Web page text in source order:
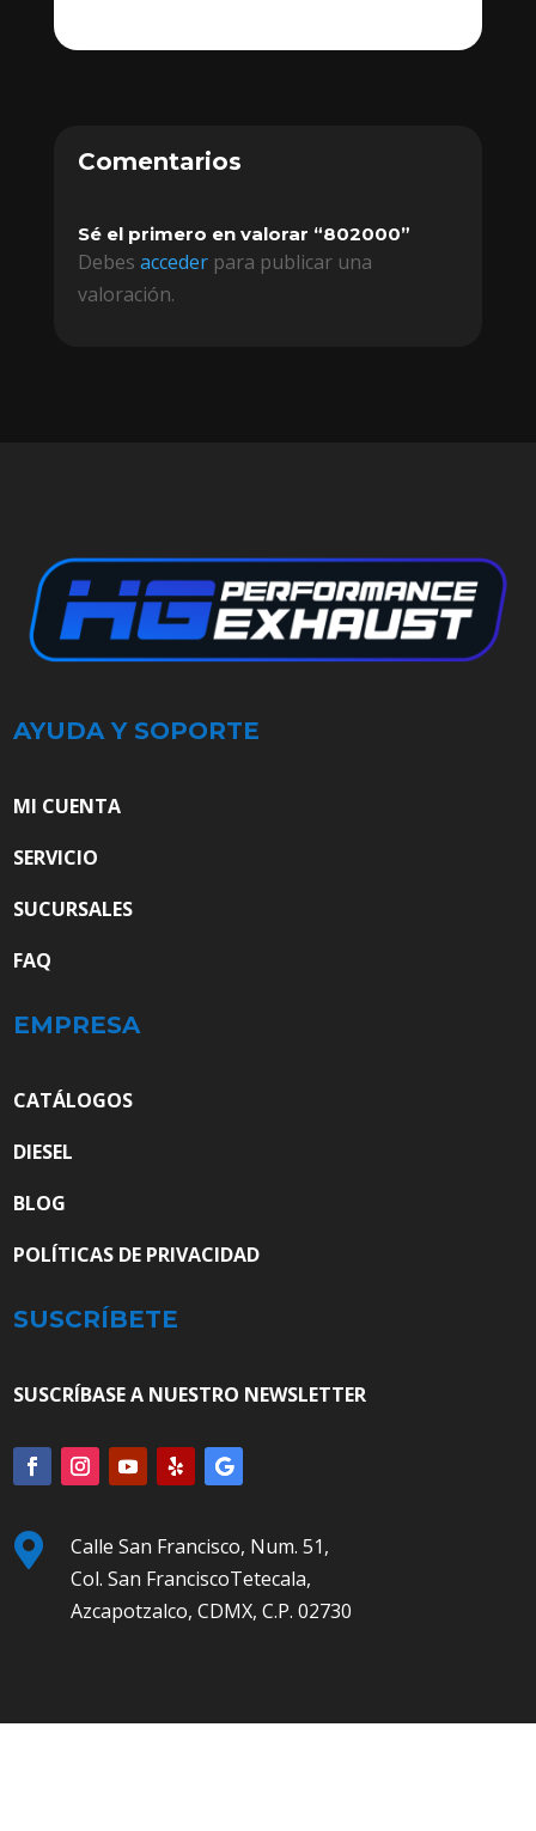
Comentarios
Sé el primero en valorar “802000”
Debes accederpara publicar una
valoración.
AYUDA Y SOPORTE
MI CUENTA
SERVICIO
SUCURSALES
FAQ
EMPRESA
CATÁLOGOS
DIESEL
BLOG
POLÍTICAS DE PRIVACIDAD
SUSCRÍBETE
SUSCRÍBASE A NUESTRO NEWSLETTER

Calle San Francisco, Num. 51,
Col. San FranciscoTetecala,
Azcapotzalco, CDMX, C.P. 02730